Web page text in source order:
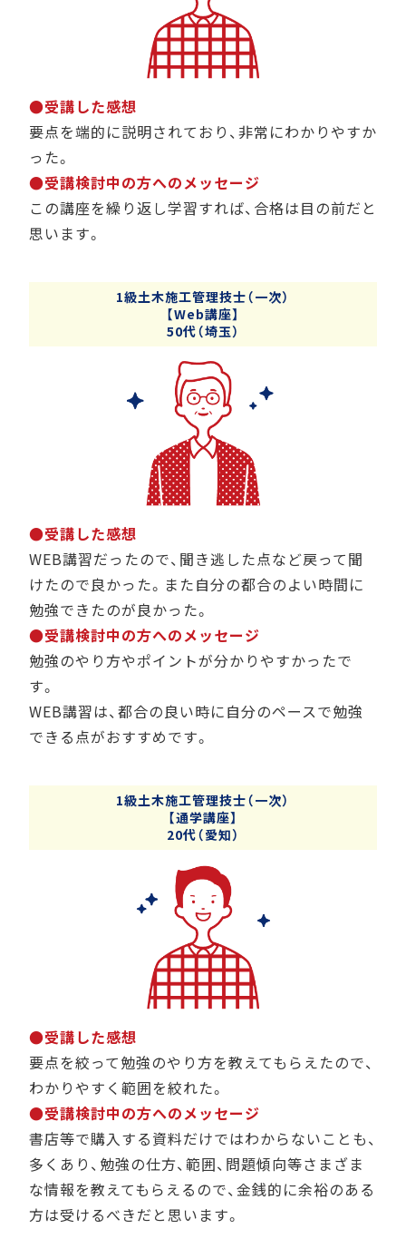
●受講した感想
要点を端的に説明されており、非常にわかりやすか
った。
●受講検討中の方へのメッセージ
この講座を繰り返し学習すれば、合格は目の前だと
思います。
1級土木施工管理技士（一次）
【Web講座】
50代（埼玉）
●受講した感想
WEB講習だったので、聞き逃した点など戻って聞
けたので良かった。また自分の都合のよい時間に
勉強できたのが良かった。
●受講検討中の方へのメッセージ
勉強のやり方やポイントが分かりやすかったで
す。
WEB講習は、都合の良い時に自分のペースで勉強
できる点がおすすめです。
1級土木施工管理技士（一次）
【通学講座】
20代（愛知）
●受講した感想
要点を絞って勉強のやり方を教えてもらえたので、
わかりやすく範囲を絞れた。
●受講検討中の方へのメッセージ
書店等で購入する資料だけではわからないことも、
多くあり、勉強の仕方、範囲、問題傾向等さまざま
な情報を教えてもらえるので、金銭的に余裕のある
方は受けるべきだと思います。